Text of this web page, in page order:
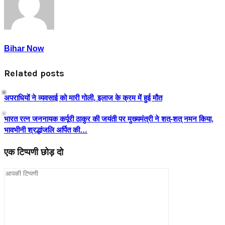
Bihar Now
Related posts
अपराधियों ने व्यवसाई को मारी गोली, इलाज के क्रम में हुई मौत
भारत रत्न जननायक कर्पूरी ठाकुर की जयंती पर मुख्यमंत्री ने शत्-शत् नमन किया,
भावभीनी श्रद्धांजलि अर्पित की…
एक टिप्पणी छोड़ दो